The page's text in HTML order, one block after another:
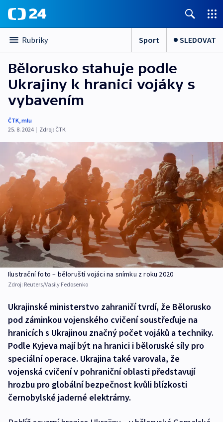
Rubriky Sport SLEDOVAT
Bělorusko stahuje podle
Ukrajiny k hranici vojáky s
vybavením
ČTK,mlu
25. 8. 2024 | Zdroj: ČTK
Ilustrační foto – běloruští vojáci na snímku z roku 2020
Zdroj: Reuters/Vasily Fedosenko
Ukrajinské ministerstvo zahraničí tvrdí, že Bělorusko
pod záminkou vojenského cvičení soustřeďuje na
hranicích s Ukrajinou značný počet vojáků a techniky.
Podle Kyjeva mají být na hranici i běloruské síly pro
speciální operace. Ukrajina také varovala, že
vojenská cvičení v pohraniční oblasti představují
hrozbu pro globální bezpečnost kvůli blízkosti
černobylské jaderné elektrárny.